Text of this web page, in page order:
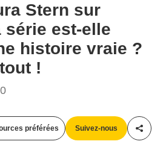
Stern sur
série est-elle
histoire vraie ?
!
préférées Suivez-nous